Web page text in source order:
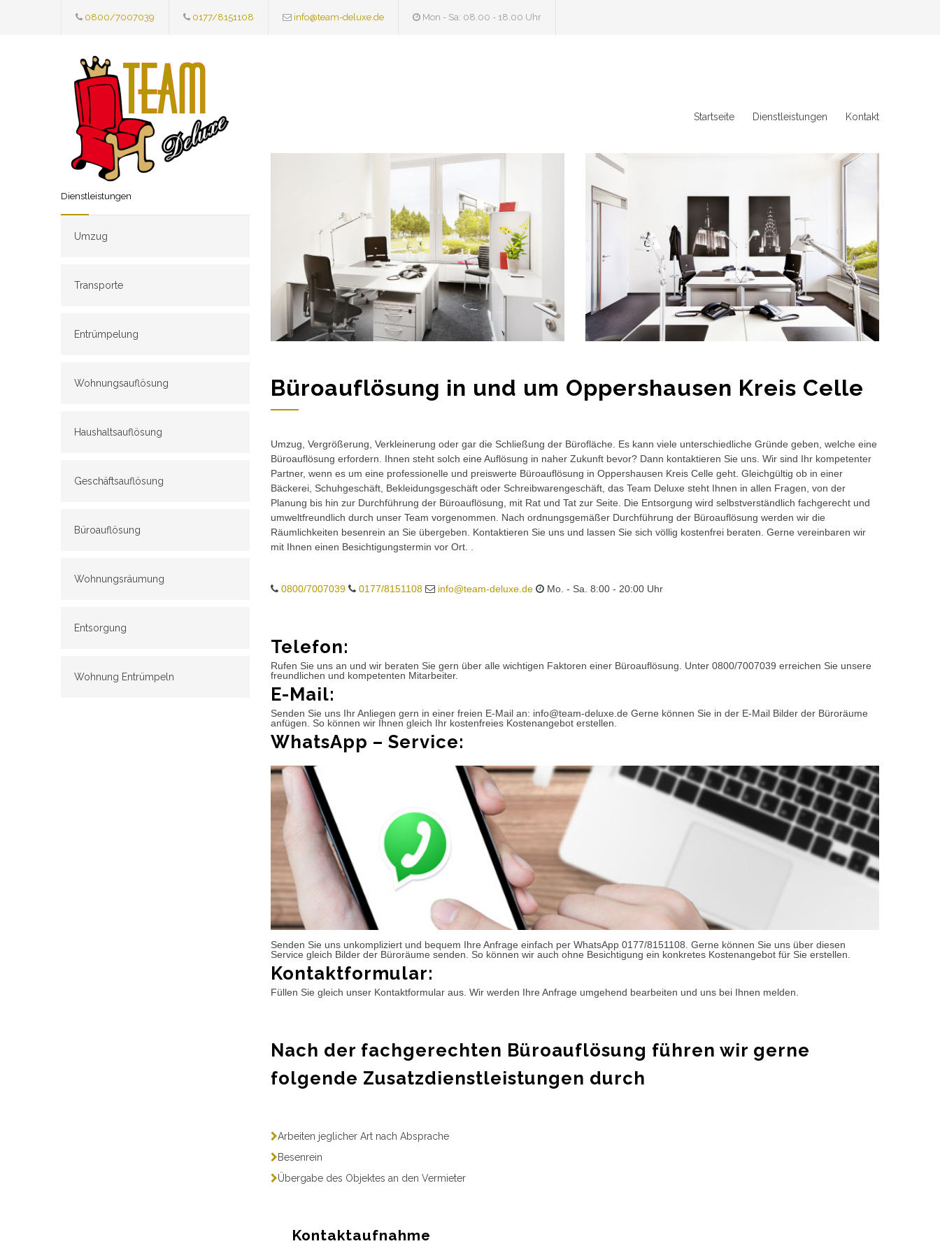
0800/7007039 0177/8151108 info@team-deluxe.de Mon - Sa: 08.00 - 18.00 Uhr
Startseite Dienstleistungen Kontakt
Dienstleistungen
Umzug
Transporte
Entrümpelung
Wohnungsauflösung
Haushaltsauflösung
Geschäftsauflösung
Büroauflösung
Wohnungsräumung
Entsorgung
Wohnung Entrümpeln
Büroauflösung in und um Oppershausen Kreis Celle
Umzug, Vergrößerung, Verkleinerung oder gar die Schließung der Bürofläche. Es kann viele unterschiedliche Gründe geben, welche eine
Büroauflösung erfordern. Ihnen steht solch eine Auflösung in naher Zukunft bevor? Dann kontaktieren Sie uns. Wir sind Ihr kompetenter
Partner, wenn es um eine professionelle und preiswerte Büroauflösung in Oppershausen Kreis Celle geht. Gleichgültig ob in einer
Bäckerei, Schuhgeschäft, Bekleidungsgeschäft oder Schreibwarengeschäft, das Team Deluxe steht Ihnen in allen Fragen, von der
Planung bis hin zur Durchführung der Büroauflösung, mit Rat und Tat zur Seite. Die Entsorgung wird selbstverständlich fachgerecht und
umweltfreundlich durch unser Team vorgenommen. Nach ordnungsgemäßer Durchführung der Büroauflösung werden wir die
Räumlichkeiten besenrein an Sie übergeben. Kontaktieren Sie uns und lassen Sie sich völlig kostenfrei beraten. Gerne vereinbaren wir
mit Ihnen einen Besichtigungstermin vor Ort. .
0800/7007039 0177/8151108 info@team-deluxe.de Mo. - Sa. 8:00 - 20:00 Uhr
Telefon:
Rufen Sie uns an und wir beraten Sie gern über alle wichtigen Faktoren einer Büroauflösung. Unter 0800/7007039 erreichen Sie unsere
freundlichen und kompetenten Mitarbeiter.
E-Mail:
Senden Sie uns Ihr Anliegen gern in einer freien E-Mail an: info@team-deluxe.de Gerne können Sie in der E-Mail Bilder der Büroräume
anfügen. So können wir Ihnen gleich Ihr kostenfreies Kostenangebot erstellen.
WhatsApp – Service:
Senden Sie uns unkompliziert und bequem Ihre Anfrage einfach per WhatsApp 0177/8151108. Gerne können Sie uns über diesen
Service gleich Bilder der Büroräume senden. So können wir auch ohne Besichtigung ein konkretes Kostenangebot für Sie erstellen.
Kontaktformular:
Füllen Sie gleich unser Kontaktformular aus. Wir werden Ihre Anfrage umgehend bearbeiten und uns bei Ihnen melden.
Nach der fachgerechten Büroauflösung führen wir gerne
folgende Zusatzdienstleistungen durch
Arbeiten jeglicher Art nach Absprache
Besenrein
Übergabe des Objektes an den Vermieter
Kontaktaufnahme